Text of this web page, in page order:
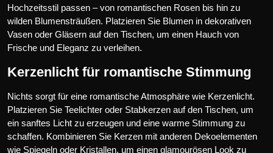
Hochzeitsstil passen – von romantischen Rosen bis hin zu
wilden Blumensträußen. Platzieren Sie Blumen in dekorativen
Vasen oder Gläsern auf den Tischen, um einen Hauch von
Frische und Eleganz zu verleihen.
Kerzenlicht für romantische Stimmung
Nichts sorgt für eine romantische Atmosphäre wie Kerzenlicht.
Platzieren Sie Teelichter oder Stabkerzen auf den Tischen, um
ein sanftes Licht zu erzeugen und eine warme Stimmung zu
schaffen. Kombinieren Sie Kerzen mit anderen Dekoelementen
wie Spiegeln oder Kristallen, um einen glamourösen Look zu